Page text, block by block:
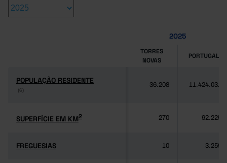
2025
TORRES
NOVAS
PORTUGAL
POPULAÇÃO RESIDENTE
(6)
POPULAÇÃO RESIDENTE
(6)
36.208 11.424.031
SUPERFÍCIE EM KM2
SUPERFÍCIE EM KM2 270 92.225
FREGUESIAS
FREGUESIAS 10 3.259